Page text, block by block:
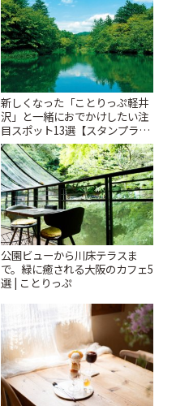
新しくなった「ことりっぷ軽井
沢」と一緒におでかけしたい注
目スポット13選【スタンプラリ
ー開催中】 | ことりっぷ
公園ビューから川床テラスま
で。緑に癒される大阪のカフェ5
選 | ことりっぷ